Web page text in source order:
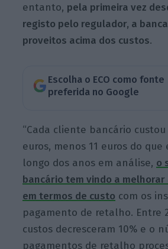
entanto, pela primeira vez
registo pelo regulador, a
proveitos acima dos custos.
Escolha o ECO como fonte
preferida no Google
“Cada cliente bancário
euros, menos 11 euros do que
longo dos anos em análise, o
bancário tem vindo a melhorar
em termos de custo com os
pagamento de retalho. Entre
custos decresceram 10% e o
pagamentos de retalho